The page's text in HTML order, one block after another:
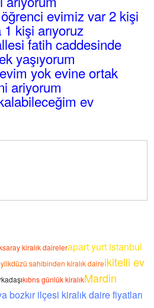
evimiz var 2 kişi
1 kişi arıyoruz
fatih caddesinde
yaşıyorum
yok evine ortak
ariyorum
ev
kiralık dairelerapart yurt istanbul
sahibinden kiralık daireikitelli ev
kıbrıs günlük kiralıkMardin
bozkır ilçesi kiralık daire fiyatları